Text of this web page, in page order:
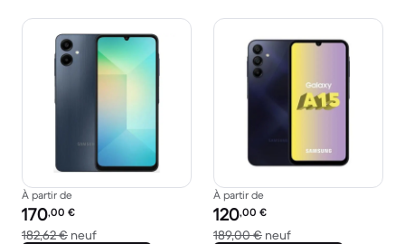
À partir de
Prix reconditionné :
170,00 €
182,62 € neufcontre 182,62 € neuf
À partir de
Prix reconditionné :
120,00 €
189,00 € neufcontre 189,00 €